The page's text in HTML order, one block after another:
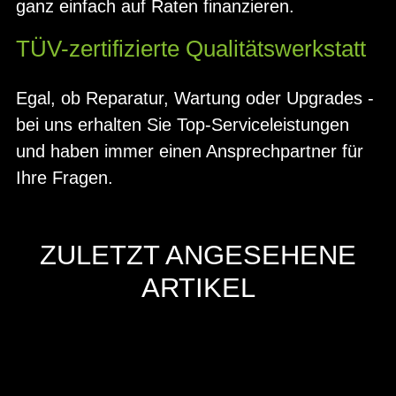
ganz einfach auf Raten finanzieren.
TÜV-zertifizierte Qualitätswerkstatt
Egal, ob Reparatur, Wartung oder Upgrades -
bei uns erhalten Sie Top-Serviceleistungen
und haben immer einen Ansprechpartner für
Ihre Fragen.
ZULETZT ANGESEHENE
ARTIKEL